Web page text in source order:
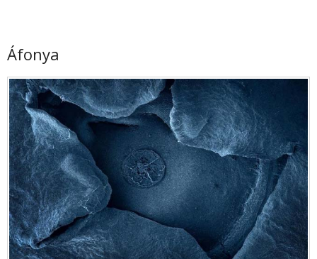
Áfonya